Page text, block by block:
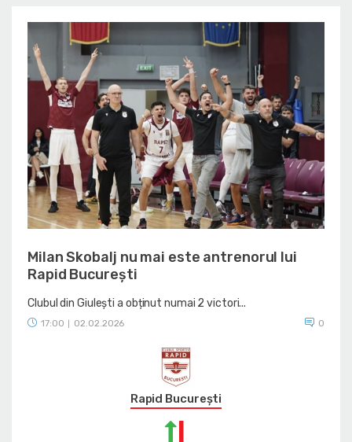
Milan Skobalj nu mai este antrenorul lui
Rapid București
Clubul din Giulești a obținut numai 2 victori...
17:00 02.02.2026 0
Rapid București